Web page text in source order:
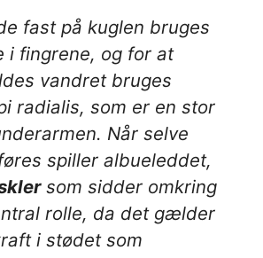
fast på kuglen bruges
i fingrene, og for at
vandret bruges
radialis, som er en stor
Når selve
spiller albueleddet,
som sidder omkring
rolle, da det gælder
i stødet som